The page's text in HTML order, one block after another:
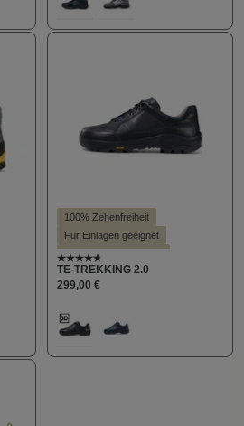
nicht verfügbar.)
405 928
von 4.2 von 5 Sternen
100% Zehenfreiheit
Für Einlagen geeignet
Hallux valgus geeignet
Hohe Dämpfung
Leichter Einstieg
Durchschnittliche
TE-TREKKING 2.0
299,00 €
Farbe
100 424
(Diese Option ist